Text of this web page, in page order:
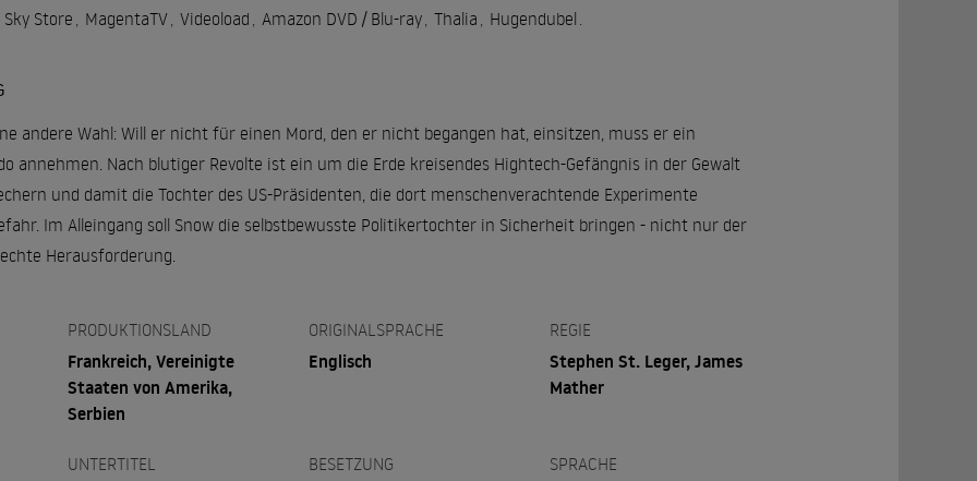
Sky Store
MagentaTV Videoload Amazon DVD / Blu-ray Thalia Hugendubel
andere Wahl: Will er nicht für einen Mord, den er nicht begangen hat, einsitzen, muss er ein
annehmen. Nach blutiger Revolte ist ein um die Erde kreisendes Hightech-Gefängnis in der Gewalt
und damit die Tochter des US-Präsidenten, die dort menschenverachtende Experimente
Im Alleingang soll Snow die selbstbewusste Politikertochter in Sicherheit bringen - nicht nur der
Herausforderung.
PRODUKTIONSLAND
Frankreich, Vereinigte
Staaten von Amerika,
Serbien
ORIGINALSPRACHE
Englisch
REGIE
Stephen St. Leger, James
Mather
UNTERTITEL BESETZUNG SPRACHE